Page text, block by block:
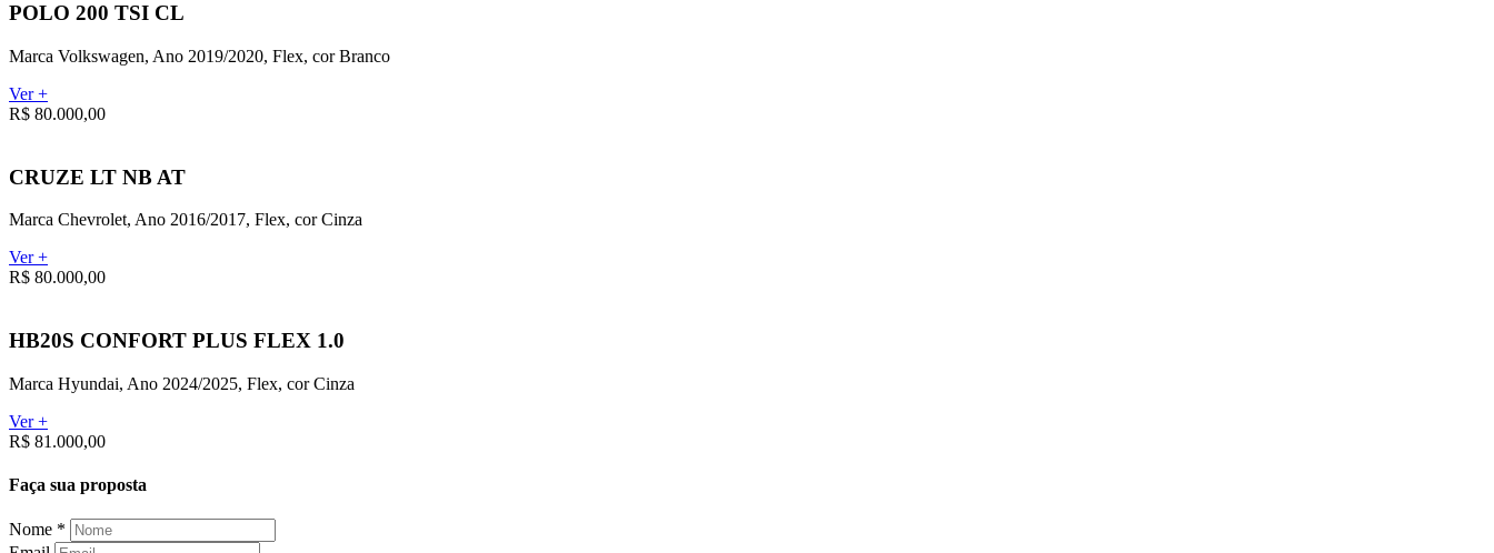
POLO 200 TSI CL
Marca Volkswagen, Ano 2019/2020, Flex, cor Branco
Ver +
R$ 80.000,00
CRUZE LT NB AT
Marca Chevrolet, Ano 2016/2017, Flex, cor Cinza
Ver +
R$ 80.000,00
HB20S CONFORT PLUS FLEX 1.0
Marca Hyundai, Ano 2024/2025, Flex, cor Cinza
Ver +
R$ 81.000,00
Faça sua proposta
Nome *